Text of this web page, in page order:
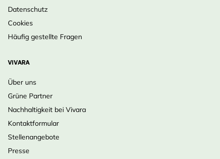
Datenschutz
Cookies
Häufig gestellte Fragen
VIVARA
Über uns
Grüne Partner
Nachhaltigkeit bei Vivara
Kontaktformular
Stellenangebote
Presse